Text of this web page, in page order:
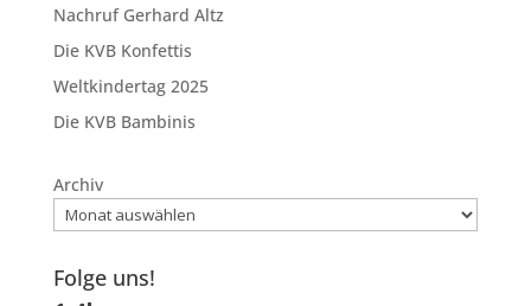
Nachruf Gerhard Altz
Die KVB Konfettis
Weltkindertag 2025
Die KVB Bambinis
Archiv
Folge uns!